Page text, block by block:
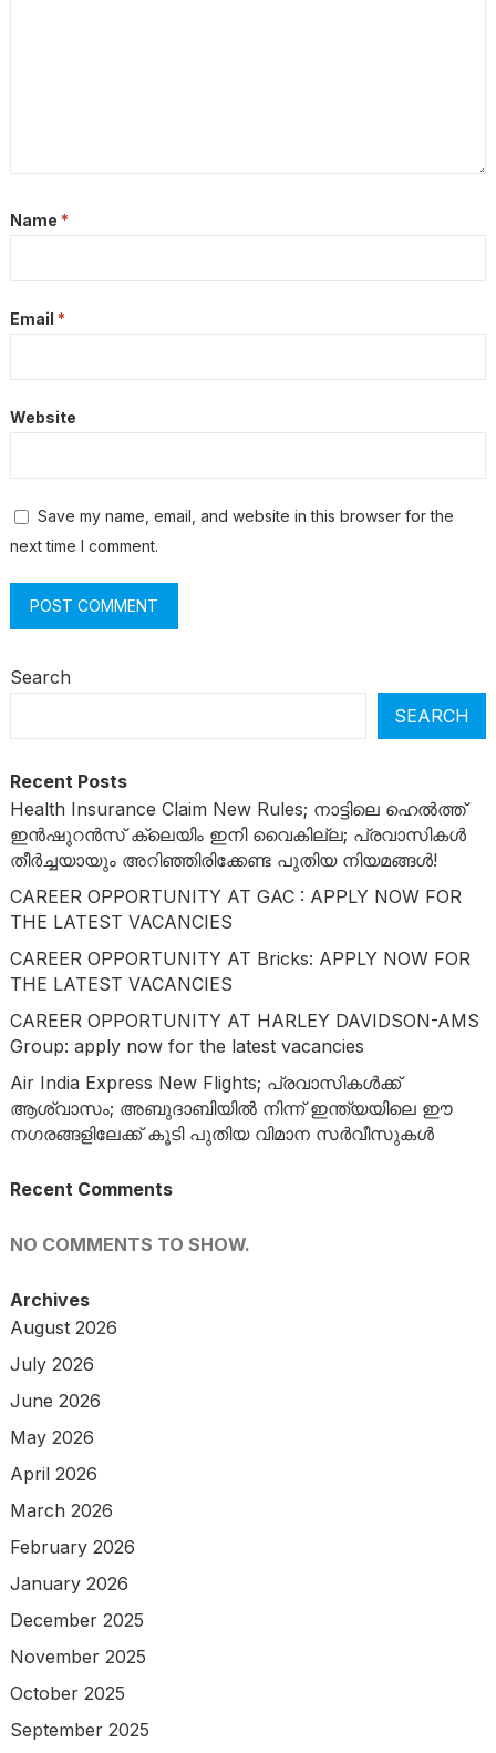
Name *
Email *
Website
Save my name, email, and website in this browser for the
next time I comment.
Search
SEARCH
Recent Posts
Health Insurance Claim New Rules; നാട്ടിലെ ഹെൽത്ത്
ഇൻഷുറൻസ് ക്ലെയിം ഇനി വൈകില്ല; പ്രവാസികൾ
തീർച്ചയായും അറിഞ്ഞിരിക്കേണ്ട പുതിയ നിയമങ്ങൾ!
CAREER OPPORTUNITY AT GAC : APPLY NOW FOR
THE LATEST VACANCIES
CAREER OPPORTUNITY AT Bricks: APPLY NOW FOR
THE LATEST VACANCIES
CAREER OPPORTUNITY AT HARLEY DAVIDSON-AMS
Group: apply now for the latest vacancies
Air India Express New Flights; പ്രവാസികൾക്ക്
ആശ്വാസം; അബുദാബിയിൽ നിന്ന് ഇന്ത്യയിലെ ഈ
നഗരങ്ങളിലേക്ക് കൂടി പുതിയ വിമാന സർവീസുകൾ
Recent Comments
NO COMMENTS TO SHOW.
Archives
August 2026
July 2026
June 2026
May 2026
April 2026
March 2026
February 2026
January 2026
December 2025
November 2025
October 2025
September 2025